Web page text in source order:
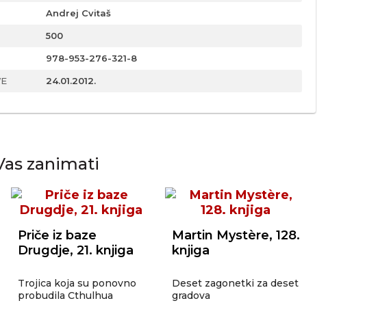
Andrej Cvitaš
500
978-953-276-321-8
24.01.2012.
zanimati
Priče iz baze
Drugdje, 21. knjiga
Trojica koja su ponovno
probudila Cthulhua
Martin Mystère, 128.
knjiga
Deset zagonetki za deset
gradova